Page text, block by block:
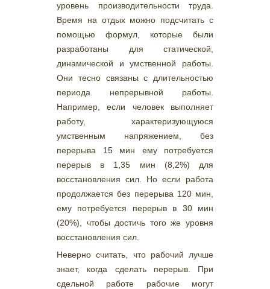
уровень производительности труда.
Время на отдых можно подсчитать с
помощью формул, которые были
разработаны для статической,
динамической и умственной работы.
Они тесно связаны с длительностью
периода непрерывной работы.
Например, если человек выполняет
работу, характеризующуюся
умственным напряжением, без
перерыва 15 мин ему потребуется
перерыв в 1,35 мин (8,2%) для
восстановления сил. Но если работа
продолжается без перерыва 120 мин,
ему потребуется перерыв в 30 мин
(20%), чтобы достичь того же уровня
восстановления сил.
Неверно считать, что рабочий лучше
знает, когда сделать перерыв. При
сдельной работе рабочие могут